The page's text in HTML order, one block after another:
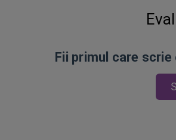
Fii primul care